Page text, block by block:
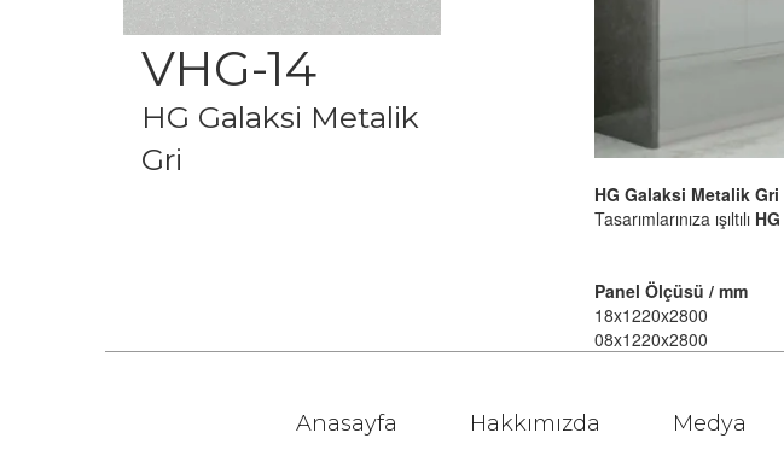
VHG-14
HG Galaksi Metalik
Gri
HG Galaksi Metalik Gri
Tasarımlarınıza ışıltılı HG
Panel Ölçüsü / mm
18x1220x2800
08x1220x2800
Anasayfa Hakkımızda Medya